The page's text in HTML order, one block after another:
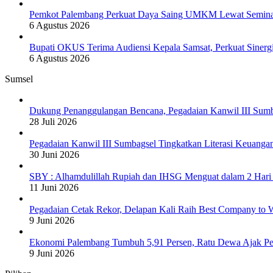
Pemkot Palembang Perkuat Daya Saing UMKM Lewat
6 Agustus 2026
Bupati OKUS Terima Audiensi Kepala Samsat, Perkuat
6 Agustus 2026
Sumsel
Dukung Penanggulangan Bencana, Pegadaian Kanwil III
28 Juli 2026
Pegadaian Kanwil III Sumbagsel Tingkatkan Literasi
30 Juni 2026
SBY : Alhamdulillah Rupiah dan IHSG Menguat dalam 2
11 Juni 2026
Pegadaian Cetak Rekor, Delapan Kali Raih Best Company to
9 Juni 2026
Ekonomi Palembang Tumbuh 5,91 Persen, Ratu Dewa Ajak
9 Juni 2026